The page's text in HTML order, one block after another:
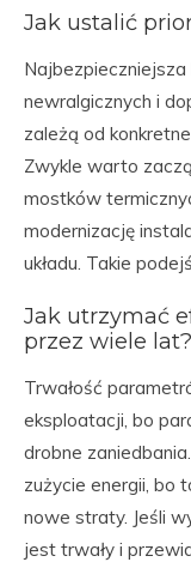
Jak ustalić
newralgicznych i
zależą od
Zwykle warto
mostków
modernizację
układu. Takie
Jak utrzymać
przez wiele lat?
Trwałość
eksploatacji, bo
drobne
zużycie energii, bo
nowe straty. Jeśli
jest trwały i